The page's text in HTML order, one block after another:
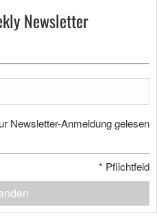
Newsletter
Newsletter-Anmeldung gelesen
* Pflichtfeld